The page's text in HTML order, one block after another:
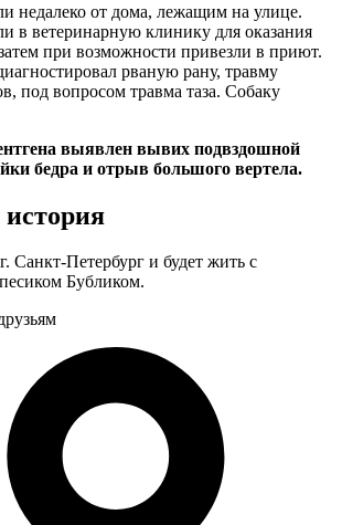
недалеко от дома, лежащим на улице.
в ветеринарную клинику для оказания
при возможности привезли в приют.
рваную рану, травму
под вопросом травма таза. Собаку
выявлен вывих подвздошной
бедра и отрыв большого вертела.
Санкт-Петербург и будет жить с
Бубликом.